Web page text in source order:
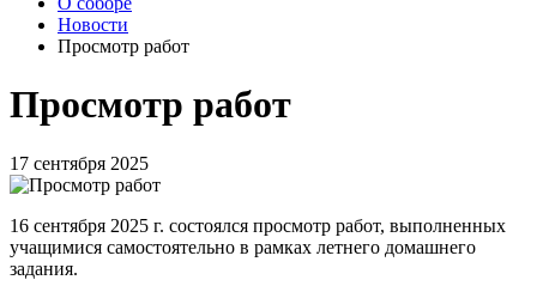
Новости
Просмотр работ
Просмотр работ
17 сентября 2025
16 сентября 2025 г. состоялся просмотр работ, выполненных
учащимися самостоятельно в рамках летнего домашнего
задания.